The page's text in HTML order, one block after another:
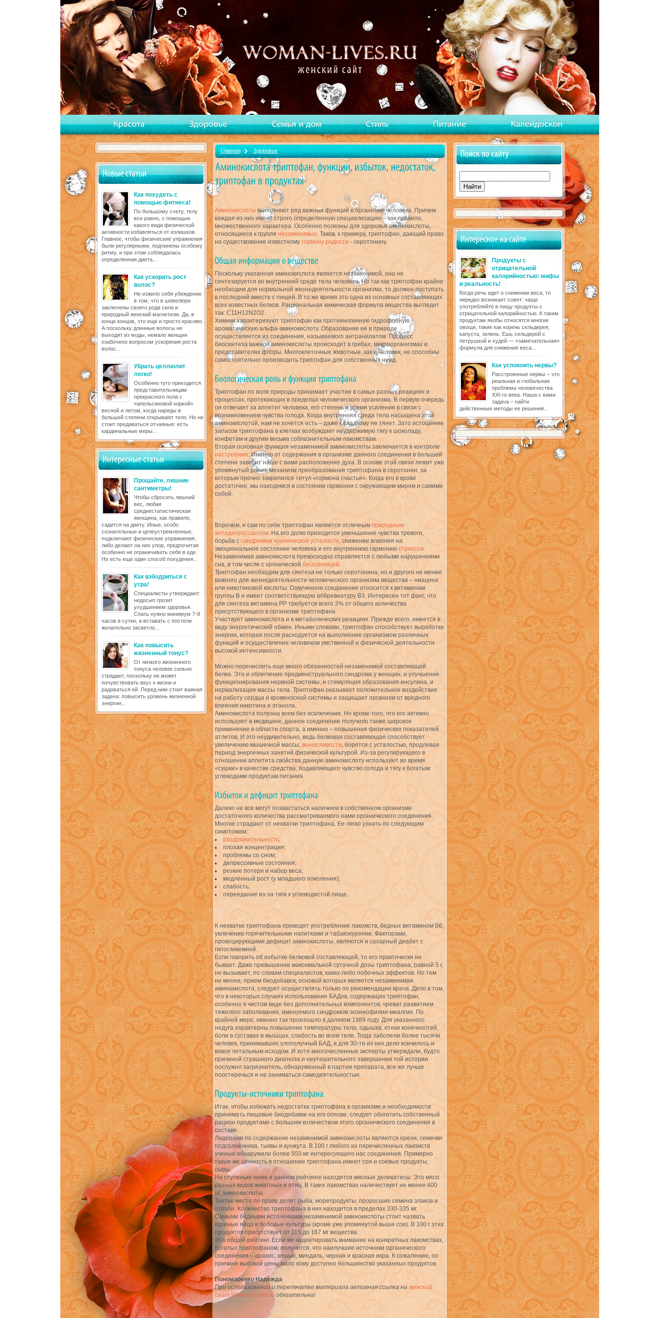
Как похудеть с
помощью фитнеса!
По большому счету, телу
все равно, с помощью
какого вида физической
активности избавляться от излишков.
Главное, чтобы физические упражнения
были регулярными, подчинены особому
ритму, и при этом соблюдалась
определенная диета...
Как ускорить рост
волос?
Не изжило себя убеждение
в том, что в шевелюре
заключены своего рода сила и
природный женский магнетизм. Да, в
конце концов, это еще и просто красиво.
А поскольку длинные волосы не
выходят из моды, немало женщин
озабочено вопросом ускорения роста
волос...
Убрать целлюлит
легко!
Особенно туго приходится
представительницам
прекрасного пола с
«апельсиновой коркой»
весной и летом, когда наряды в
большей степени открывают тело. Но не
стоит предаваться отчаянью: есть
кардинальные меры...
Прощайте, лишние
сантиметры!
Чтобы сбросить лишний
вес, любая
среднестатистическая
женщина, как правило,
садится на диету. Иные, особо
сознательные и целеустремленные,
подключают физические упражнения,
либо делают на них упор, предпочитая
особенно не ограничивать себя в еде.
Но есть еще один способ похудения...
Как взбодриться с
утра!
Специалисты утверждают:
недосып грозит
ухудшением здоровья.
Спать нужно минимум 7-8
часов в сутки, а вставать с постели
желательно засветло...
Как повысить
жизненный тонус?
От низкого жизненного
тонуса человек сильно
страдает, поскольку не может
почувствовать вкус к жизни и
радоваться ей. Перед ним стоит важная
задача: повысить уровень жизненной
энергии...
Продукты с
отрицательной
калорийностью: мифы
и реальность!
Когда речь идет о снижении веса, то
нередко возникает совет: чаще
употребляйте в пищу продукты с
отрицательной калорийностью. К таким
продуктам якобы относятся многие
овощи, такие как корень сельдерея,
капуста, зелень. Ешь сельдерей с
петрушкой и худей — «замечательная»
формула для снижения веса...
Как успокоить нервы?
Расстроенные нервы – это
реальная и глобальная
проблема человечества
XXI-го века. Наша с вами
задача – найти
действенные методы ее решения...
Главная Здоровье
Аминокислоты выполняют ряд важных функций в организме человека. Причем
каждая из них имеет строго определенную специализацию – как правило,
множественного характера. Особенно полезны для здоровья аминокислоты,
относящиеся к группе незаменимых. Таков, к примеру, триптофан, дающий право
на существование известному гормону радости - серотонину.
Поскольку указанная аминокислота является незаменимой, она не
синтезируется во внутренней среде тела человека. Но так как триптофан крайне
необходим для нормальной жизнедеятельности организма, то должен поступать
в последний вместе с пищей. В то же время это одна из основных составляющих
всех известных белков. Рациональная химическая формула вещества выглядит
так: C11H12N2O2.
Химики характеризуют триптофан как протеиногенную гидрофобную
ароматическую альфа-аминокислоту. Образование ее в природе
осуществляется из соединения, называемого антранилатом. Процесс
биосинтеза важной аминокислоты происходит в грибах, микроорганизмах и
представителях флоры. Многоклеточные животные, как и человек, не способны
самостоятельно производить триптофан для собственных нужд.
Триптофан по воле природы принимает участие в самых разных реакциях и
процессах, протекающих в пределах человеческого организма. В первую очередь
он отвечает за аппетит человека, его степень и время усиления в связи с
возникновением чувства голода. Когда внутренняя среда тела насыщена этой
аминокислотой, нам не хочется есть – даже к сладкому не тянет. Зато истощение
запасов триптофана в клетках возбуждает неудержимую тягу к шоколаду,
конфетам и другим весьма соблазнительным лакомствам.
Вторая основная функция незаменимой аминокислоты заключается в контроле
настроения. Именно от содержания в организме данного соединения в большей
степени зависит наше с вами расположение духа. В основе этой связи лежит уже
упомянутый ранее механизм преобразования триптофана в серотонин, за
которым прочно закрепился титул «гормона счастья». Когда его в крови
достаточно, мы находимся в состоянии гармонии с окружающим миром и самими
собой.
Впрочем, и сам по себе триптофан является отличным природным
антидепрессантом. На его долю приходится уменьшение чувства тревоги,
борьба с синдромом хронической усталости, снижение влияния на
эмоциональное состояние человека и его внутреннюю гармонию стрессов.
Незаменимая аминокислота превосходно справляется с любыми нарушениями
сна, в том числе с хронической бессонницей.
Триптофан необходим для синтеза не только серотонина, но и другого не менее
важного для жизнедеятельности человеческого организма вещества – ниацина
или никотиновой кислоты. Озвученное соединение относится к витаминам
группы В и имеет соответствующую аббревиатуру В3. Интересен тот факт, что
для синтеза витамина РР требуется всего 3% от общего количества
присутствующего в организме триптофана.
Участвует аминокислота и в метаболических реакциях. Прежде всего, имеется в
виду энергетический обмен. Иными словами, триптофан способствует выработке
энергии, которая после расходуется на выполнение организмом различных
функций и осуществление человеком умственной и физической деятельности
высокой интенсивности.
Можно перечислить еще много обязанностей незаменимой составляющей
белка. Это и облегчение предменструального синдрома у женщин, и улучшение
функционирования нервной системы, и стимуляция образования инсулина, и
нормализация массы тела. Триптофан оказывает положительное воздействие
на работу сердца и кровеносной системы и защищает организм от вредного
влияния никотина и этанола.
Аминокислота полезна всем без исключения. Но кроме того, что его активно
используют в медицине, данное соединение получило также широкое
применение в области спорта, а именно – повышения физических показателей
атлетов. И это неудивительно, ведь белковая составляющая способствует
увеличению мышечной массы, выносливости, борется с усталостью, продлевая
период энергичных занятий физической культурой. Из-за регулирующего в
отношении аппетита свойства данную аминокислоту используют во время
«сушки» в качестве средства, подавляющего чувство голода и тягу к богатым
углеводами продуктам питания.
Далеко не все могут похвастаться наличием в собственном организме
достаточного количества рассматриваемого нами органического соединения.
Многие страдают от нехватки триптофана. Ее легко узнать по следующим
симптомам:
раздражительность;
плохая концентрация;
проблемы со сном;
депрессивные состояния;
резкие потери и набор веса;
медленный рост (у младшего поколения);
слабость;
переедание из-за тяги к углеводистой пище.
К нехватке триптофана приводят употребление лакомств, бедных витамином В6;
увлечение горячительными напитками и табакокурение. Факторами,
провоцирующими дефицит аминокислоты, являются и сахарный диабет с
гипогликемией.
Если говорить об избытке белковой составляющей, то его практически не
бывает. Даже превышение максимальной суточной дозы триптофана, равной 5 г,
не вызывает, по словам специалистов, каких-либо побочных эффектов. Но тем
не менее, прием биодобавок, основой которых является незаменимая
аминокислота, следует осуществлять только по рекомендации врача. Дело в том,
что в некоторых случаях использование БАДов, содержащих триптофан,
особенно в чистом виде без дополнительных компонентов, чреват развитием
тяжелого заболевания, именуемого синдромом эозинофилии-миалгии. По
крайней мере, именно так произошло в далеком 1989 году. Для указанного
недуга характерны повышение температуры тела, одышка, отеки конечностей,
боли в суставах и мышцах, слабость во всем теле. Тогда заболели более тысячи
человек, принимавших злополучный БАД, а для 30-ти из них дело кончилось и
вовсе летальным исходом. И хотя многочисленные эксперты утверждали, будто
причиной страшного диагноза и неутешительного завершения той истории
послужил загрязнитель, обнаруженный в партии препарата, все же лучше
поостеречься и не заниматься самодеятельностью.
Итак, чтобы избежать недостатка триптофана в организме и необходимости
принимать пищевые биодобавки на его основе, следует обогатить собственный
рацион продуктами с большим количеством этого органического соединения в
составе.
Лидерами по содержанию незаменимой аминокислоты являются орехи, семечки
подсолнечника, тыквы и кунжута. В 100 г любого из перечисленных лакомств
ученые обнаружили более 550 мг интересующего нас соединения. Примерно
такую же ценность в отношении триптофана имеют соя и соевые продукты,
сыры.
На ступеньке ниже в данном рейтинге находятся мясные деликатесы. Это мясо
разных видов животных и птиц. В таких лакомствах наличествует не менее 400
мг аминокислоты.
Третье место по праву делят рыба, морепродукты, проросшие семена злаков и
отруби. Количество триптофана в них находится в пределах 330-335 мг.
Самыми бедными источниками незаменимой аминокислоты стоит назвать
куриные яйца и бобовые культуры (кроме уже упомянутой выше сои). В 100 г этих
продуктов присутствует от 115 до 167 мг вещества.
Это общий рейтинг. Если же акцентировать внимание на конкретных лакомствах,
богатых триптофаном, получится, что наилучшие источники органического
соединения – арахис, кешью, миндаль, черная и красная икра. К сожалению, по
причине высокой цены мало кому доступно большинство указанных продуктов.
Пономаренко Надежда
При использовании и перепечатке материала активная ссылка на женский
сайт Woman-Lives.ruобязательна!